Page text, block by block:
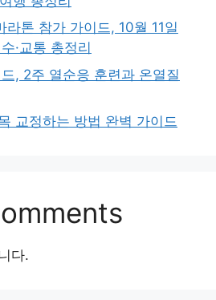
라톤 참가 가이드, 10월 11일
·교통 총정리
, 2주 열순응 훈련과 온열질
교정하는 방법 완벽 가이드
다.